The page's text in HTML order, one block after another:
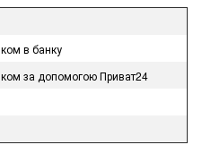
в банку
за допомогою Приват24